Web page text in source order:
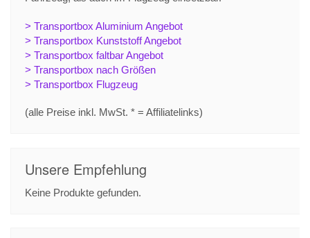
> Transportbox Aluminium Angebot
> Transportbox Kunststoff Angebot
> Transportbox faltbar Angebot
> Transportbox nach Größen
> Transportbox Flugzeug
(alle Preise inkl. MwSt. * = Affiliatelinks)
Unsere Empfehlung
Keine Produkte gefunden.